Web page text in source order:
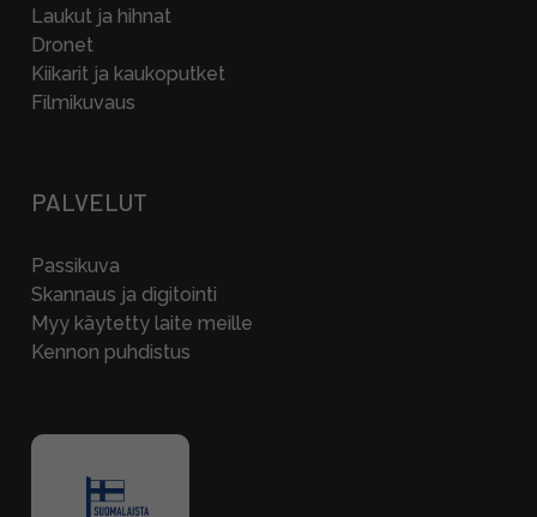
Laukut ja hihnat
Dronet
Kiikarit ja kaukoputket
Filmikuvaus
PALVELUT
Passikuva
Skannaus ja digitointi
Myy käytetty laite meille
Kennon puhdistus